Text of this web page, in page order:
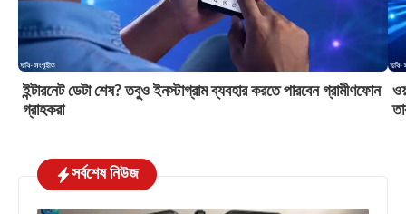
ইন্টারনেট ডেটা শেষ? তবুও ইনস্টাগ্রাম ব্যবহার করতে পারবেন গ্রামীণফোন
গ্রাহকরা
সর্বশেষ নিউজ